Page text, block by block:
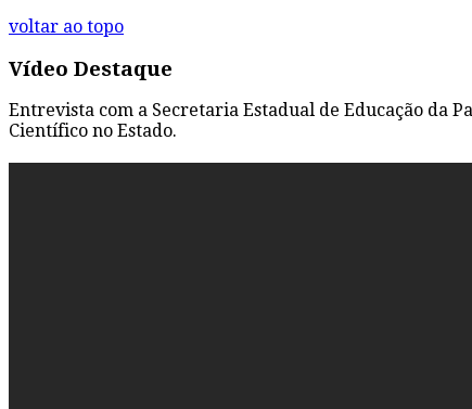
voltar ao topo
Vídeo Destaque
Entrevista com a Secretaria Estadual de Educação da
Científico no Estado.